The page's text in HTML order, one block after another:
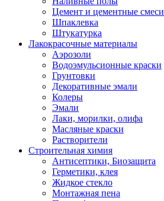
Цемент и цементные смеси
Шпаклевка
Штукатурка
Лакокрасочные материалы
Аэрозоли
Водоэмульсионные краски
Грунтовки
Декоративные эмали
Колеры
Эмали
Лаки, морилки, олифа
Масляные краски
Растворители
Строительная химия
Антисептики, Биозащита
Герметики, клея
Жидкое стекло
Монтажная пена